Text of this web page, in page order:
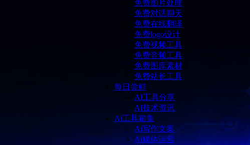
免费图片处理
免费对话聊天
免费在线翻译
免费logo设计
免费视频工具
免费音频工具
免费图库素材
免费站长工具
每日尝鲜
AI工具分享
AI技术资讯
Ai工具箱集
Ai写作文案
Ai媒体运营